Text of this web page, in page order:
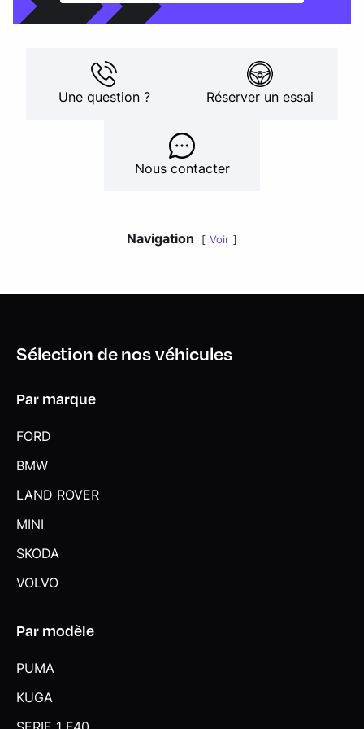
Une question ? Réserver un essai
Nous contacter
Navigation Voir
Sélection de nos véhicules
Par marque
FORD
BMW
LAND ROVER
MINI
SKODA
VOLVO
Par modèle
PUMA
KUGA